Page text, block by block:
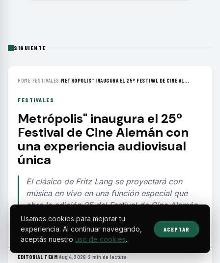
SIGUIENTE
HOME›FESTIVALES ›METRÓPOLIS" INAUGURA EL 25º FESTIVAL DE CINE AL...
FESTIVALES
Metrópolis" inaugura el 25º
Festival de Cine Alemán con
una experiencia audiovisual
única
El clásico de Fritz Lang se proyectará con
música en vivo en una función especial que
abre la edición 25 del Festival de Cine Alemán
y celebra 60 años del Goethe-Institut en
México.
EDITORIAL TEAM·Aug 4, 2026 ·2 min de lectura ·
Usamos cookies para mejorar tu
experiencia. Al continuar navegando,
aceptás nuestro uso de cookies.
ACEPTAR